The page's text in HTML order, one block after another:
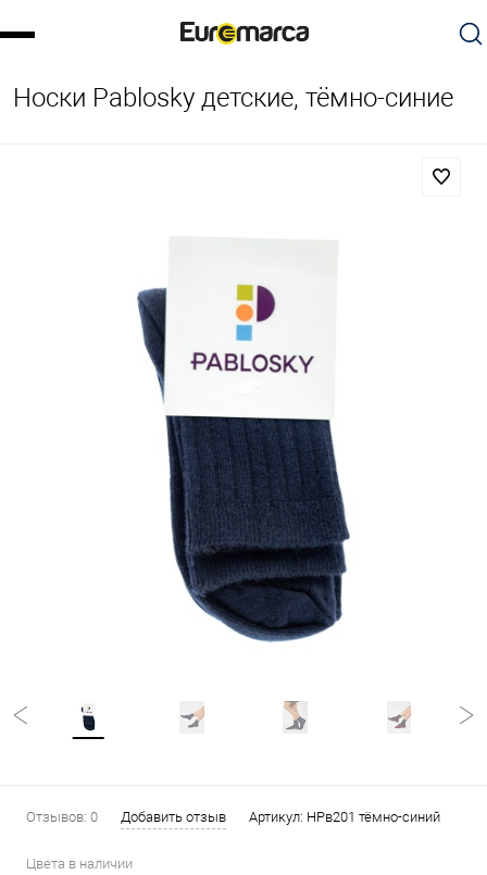
Носки Pablosky детские, тёмно-синие
Отзывов: 0 Добавить отзыв Артикул: НРв201 тёмно-синий
Цвета в наличии